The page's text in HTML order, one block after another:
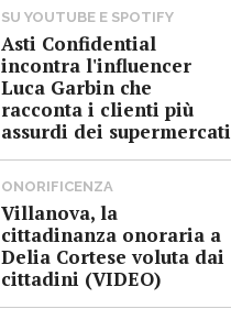
SU YOUTUBE E SPOTIFY
Asti Confidential
incontra l'influencer
Luca Garbin che
racconta i clienti più
assurdi dei supermercati
ONORIFICENZA
Villanova, la
cittadinanza onoraria a
Delia Cortese voluta dai
cittadini (VIDEO)